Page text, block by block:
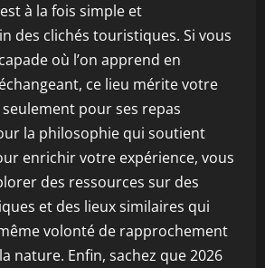
à la fois simple et
des clichés touristiques. Si vous
où l’on apprend en
ce lieu mérite votre
pour ses repas
la philosophie qui soutient
enrichir votre expérience, vous
des ressources sur des
et des lieux similaires qui
volonté de rapprochement
nature. Enfin, sachez que 2026